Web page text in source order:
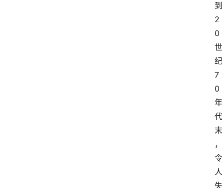
到
2
0
世
纪
7
0
年
代
末
，
令
人
失